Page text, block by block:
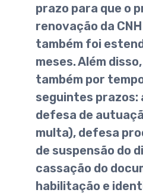
prazo para que o
renovação da
também foi
meses. Além
também por
seguintes prazos:
defesa de
multa), defesa
de suspensão do
cassação do
habilitação e